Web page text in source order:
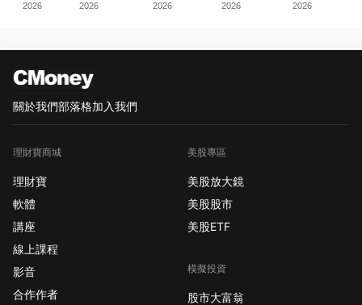
2026
2026
2026
2026
2026
關於我們部落格加入我們
理財寶商城
理財寶
軟體
講座
線上課程
影音
合作作者
美股專區
美股放大鏡
美股股市
美股ETF
模擬投資
股市大富翁